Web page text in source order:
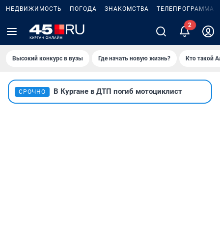
НЕДВИЖИМОСТЬ ПОГОДА ЗНАКОМСТВА ТЕЛЕПРОГРАММА
Высокий конкурс в вузы Где начать новую жизнь? Кто такой
СРОЧНО В Кургане в ДТП погиб мотоциклист